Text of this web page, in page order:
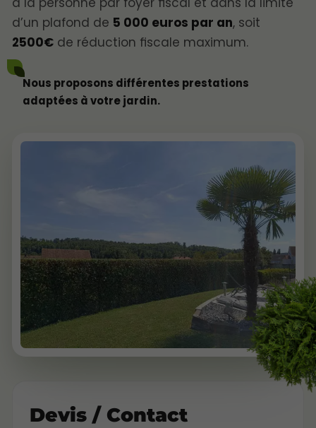
d’un plafond de 5 000 euros par an, soit
2500€ de réduction fiscale maximum.
Nous proposons différentes prestations
adaptées à votre jardin.
Devis / Contact